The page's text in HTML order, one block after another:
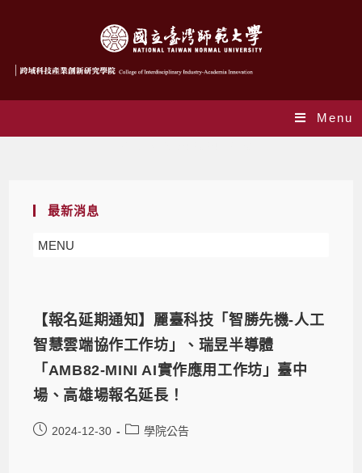
Menu
最新消息
MENU
【報名延期通知】麗臺科技「智勝先機-人工
智慧雲端協作工作坊」、瑞昱半導體
「AMB82-MINI AI實作應用工作坊」臺中
場、高雄場報名延長！
2024-12-30 學院公告